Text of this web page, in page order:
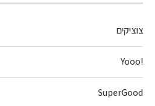
צוציקים
!Yooo
SuperGood